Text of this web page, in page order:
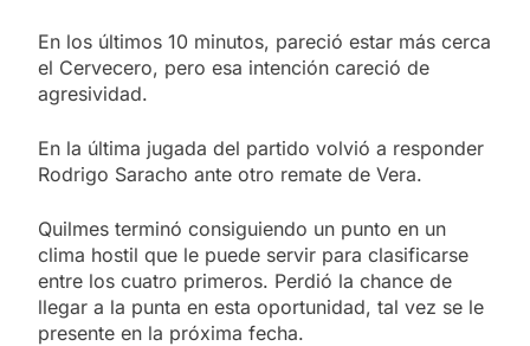
En los últimos 10 minutos, pareció estar más cerca
el Cervecero, pero esa intención careció de
agresividad.
En la última jugada del partido volvió a responder
Rodrigo Saracho ante otro remate de Vera.
Quilmes terminó consiguiendo un punto en un
clima hostil que le puede servir para clasificarse
entre los cuatro primeros. Perdió la chance de
llegar a la punta en esta oportunidad, tal vez se le
presente en la próxima fecha.